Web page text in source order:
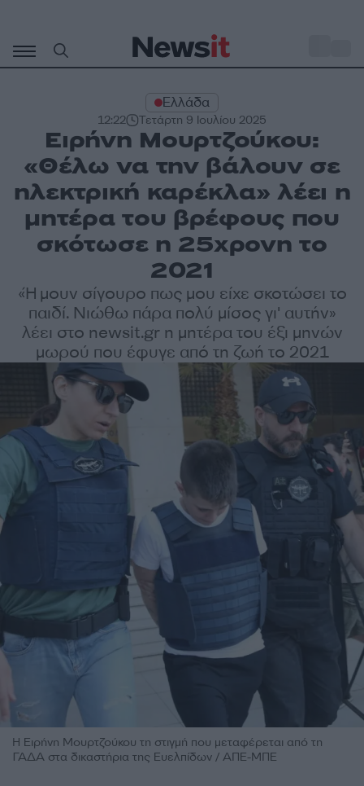
περιεχόμενο
Ελλάδα
12:22 Τετάρτη 9 Ιουλίου 2025
Ειρήνη Μουρτζούκου:
«Θέλω να την βάλουν σε
ηλεκτρική καρέκλα» λέει η
μητέρα του βρέφους που
σκότωσε η 25χρονη το
2021
«Ήμουν σίγουρο πως μου είχε σκοτώσει το
παιδί. Νιώθω πάρα πολύ μίσος γι' αυτήν»
λέει στο newsit.gr η μητέρα του έξι μηνών
μωρού που έφυγε από τη ζωή το 2021
Η Ειρήνη Μουρτζούκου τη στιγμή που μεταφέρεται από τη
ΓΑΔΑ στα δικαστήρια της Ευελπίδων / ΑΠΕ-ΜΠΕ